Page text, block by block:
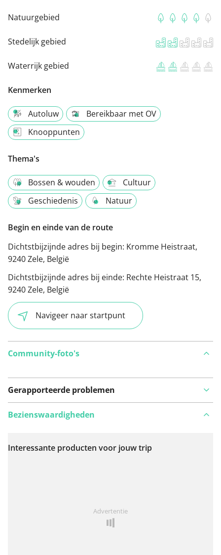
Natuurgebied
Stedelijk gebied
Waterrijk gebied
Kenmerken
Autoluw
Bereikbaar met OV
Knooppunten
Thema's
Bossen & wouden
Cultuur
Geschiedenis
Natuur
Begin en einde van de route
Dichtstbijzijnde adres bij begin: Kromme Heistraat,
9240 Zele, België
Dichtstbijzijnde adres bij einde: Rechte Heistraat 15,
9240 Zele, België
Navigeer naar startpunt
Community-foto's
Gerapporteerde problemen
Bekijk op kaart
Bezienswaardigheden
Interessante producten voor jouw trip
Advertentie